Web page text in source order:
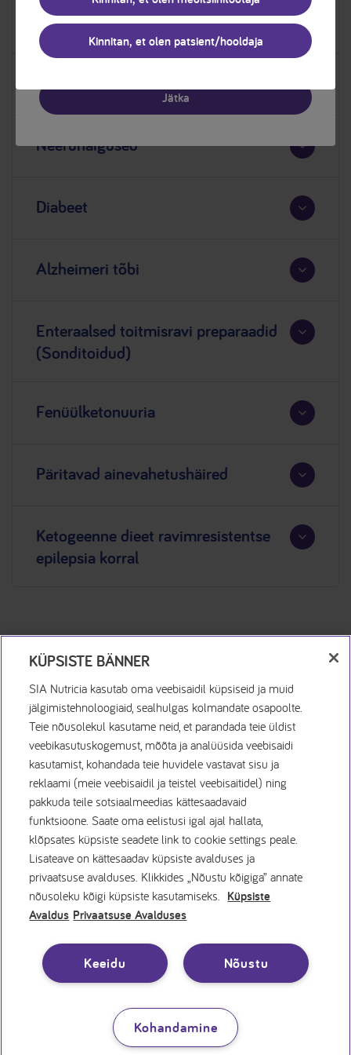
Düsfaagia ehk neelamishäire
Neeruhaigused
Diabeet
Alzheimeri tõbi
Enteraalsed toitmisravi preparaadid
(Sonditoidud)
Fenüülketonuuria
Päritavad ainevahetushäired
Ketogeenne dieet ravimresistentse
epilepsia korral
soovitusel ja järelevalve all.
Jätkates nõustute, et Nutricia annab teile selle teabe teie
isiklikul palvel.
Jätka
Küpsiste Avaldus
Privaatsuspoliitika
Kasutamistingimused
Küpsiste eelistused
Õiguslik teade
Kinnitan, et olen patsient/hooldaja
KÜPSISTE BÄNNER
SIA Nutricia kasutab oma veebisaidil küpsiseid ja muid
jälgimistehnoloogiaid, sealhulgas kolmandate osapoolte.
Teie nõusolekul kasutame neid, et parandada teie üldist
veebikasutuskogemust, mõõta ja analüüsida veebisaidi
kasutamist, kohandada teie huvidele vastavat sisu ja
reklaami (meie veebisaidil ja teistel veebisaitidel) ning
pakkuda teile sotsiaalmeedias kättesaadavaid
funktsioone. Saate oma eelistusi igal ajal hallata,
klõpsates küpsiste seadete link to cookie settings peale.
Lisateave on kättesaadav küpsiste avalduses ja
privaatsuse avalduses. Klikkides „Nõustu kõigiga” annate
nõusoleku kõigi küpsiste kasutamiseks.
Küpsiste
Avaldus Privaatsuse Avalduses
Nõustu
Keeidu
Kohandamine